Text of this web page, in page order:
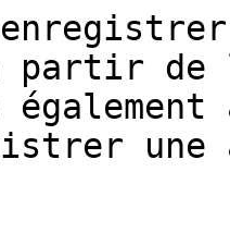
à partir